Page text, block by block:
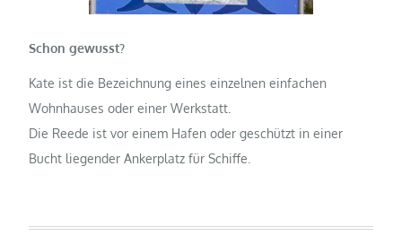
Schon gewusst?
Kate ist die Bezeichnung eines einzelnen einfachen
Wohnhauses oder einer Werkstatt.
Die Reede ist vor einem Hafen oder geschützt in einer
Bucht liegender Ankerplatz für Schiffe.